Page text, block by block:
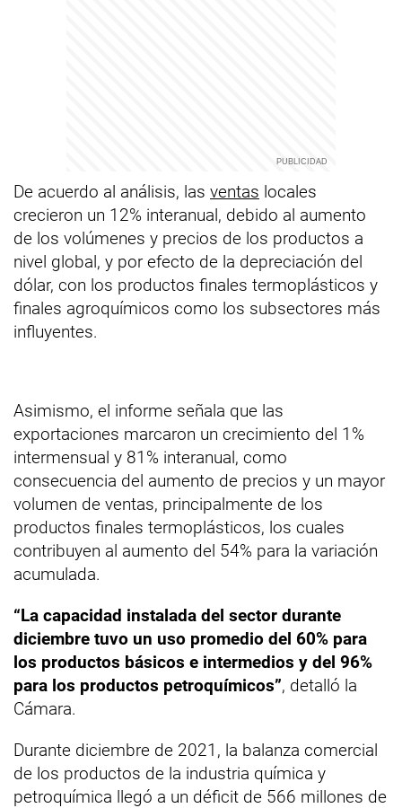
De acuerdo al análisis, las ventas locales
crecieron un 12% interanual, debido al aumento
de los volúmenes y precios de los productos a
nivel global, y por efecto de la depreciación del
dólar, con los productos finales termoplásticos y
finales agroquímicos como los subsectores más
influyentes.
Asimismo, el informe señala que las
exportaciones marcaron un crecimiento del 1%
intermensual y 81% interanual, como
consecuencia del aumento de precios y un mayor
volumen de ventas, principalmente de los
productos finales termoplásticos, los cuales
contribuyen al aumento del 54% para la variación
acumulada.
“La capacidad instalada del sector durante
diciembre tuvo un uso promedio del 60% para
los productos básicos e intermedios y del 96%
para los productos petroquímicos”, detalló la
Cámara.
Durante diciembre de 2021, la balanza comercial
de los productos de la industria química y
petroquímica llegó a un déficit de 566 millones de